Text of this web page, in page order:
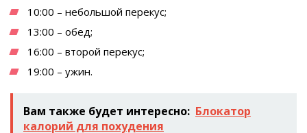
10:00 – небольшой перекус;
13:00 – обед;
16:00 – второй перекус;
19:00 – ужин.
Вам также будет интересно: Блокатор
калорий для похудения